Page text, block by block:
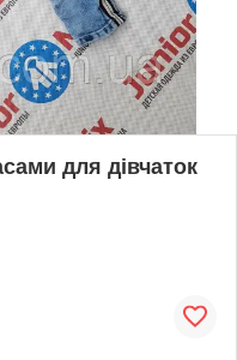
для дівчаток